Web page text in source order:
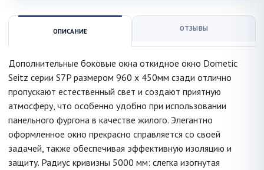
ОПИСАНИЕ ОТЗЫВЫ
Дополнительные боковые окна откидное окно Dometic
Seitz серии S7P размером 960 x 450мм сзади отлично
пропускают естественный свет и создают приятную
атмосферу, что особенно удобно при использовании
панельного фургона в качестве жилого. Элегантно
оформленное окно прекрасно справляется со своей
задачей, также обеспечивая эффективную изоляцию и
защиту. Радиус кривизны 5000 мм: слегка изогнутая